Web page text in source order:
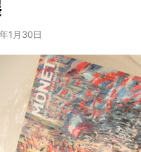
1月30日